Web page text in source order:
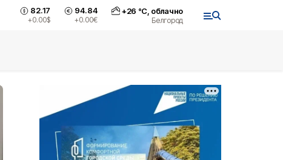
82.17
+0.00$
94.84
+0.00€
+26 °С, облачно
Белгород